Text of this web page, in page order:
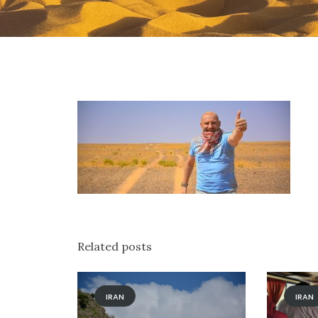
Related posts
IRAN IRAN